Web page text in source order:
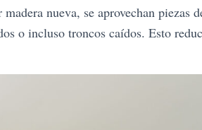
nueva, se aprovechan piezas
o incluso troncos caídos. Esto